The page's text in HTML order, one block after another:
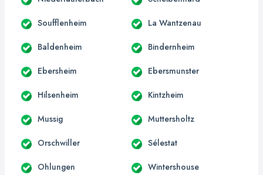
Soufflenheim La Wantzenau
Baldenheim Bindernheim
Ebersheim Ebersmunster
Hilsenheim Kintzheim
Mussig Muttersholtz
Orschwiller Sélestat
Ohlungen Wintershouse